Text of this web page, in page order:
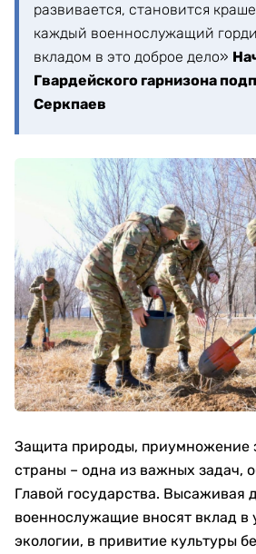
развивается, становится
каждый военнослужащий
вкладом в это доброе дело»
Гвардейского гарнизона
Серкпаев
Защита природы, приумножение
страны – одна из важных задач,
Главой государства. Высаживая
военнослужащие вносят вклад в
экологии, в привитие культуры